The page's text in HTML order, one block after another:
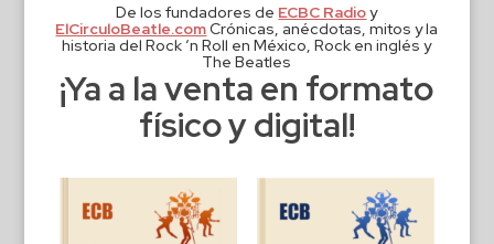
De los fundadores de ECBC Radioy
ElCirculoBeatle.comCrónicas, anécdotas, mitos y la
historia del Rock ‘n Roll en México, Rock en inglés y
The Beatles
¡Ya a la venta en formato
físico y digital!